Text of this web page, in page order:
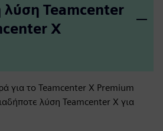
λύση Teamcenter
X
για το Teamcenter X Premium
λύση Teamcenter X για